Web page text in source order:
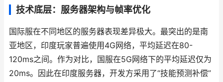
技术底层：服务器架构与帧率优化
国际服在不同地区的服务器表现差异极大。最突出的是南
亚地区，印度玩家普遍使用4G网络，平均延迟在80-
120ms之间。作为对比，国服在5G网络下的平均延迟仅为
20ms。因此在印度服务器，开发方采用了“技能预测补偿”